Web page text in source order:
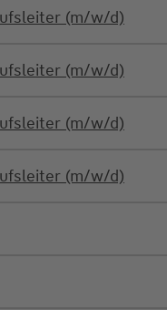
(m/w/d)
(m/w/d)
(m/w/d)
(m/w/d)